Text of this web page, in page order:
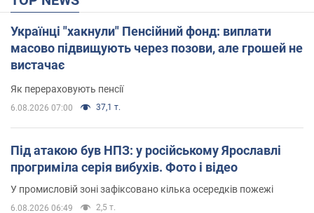
Українці "хакнули" Пенсійний фонд: виплати
масово підвищують через позови, але грошей не
вистачає
Як перераховують пенсії
6.08.2026 07:00 37,1 т.
Під атакою був НПЗ: у російському Ярославлі
прогриміла серія вибухів. Фото і відео
У промисловій зоні зафіксовано кілька осередків пожежі
6.08.2026 06:49 2,5 т.